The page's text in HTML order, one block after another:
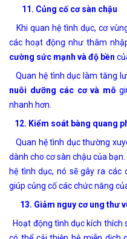
11. Củng cố cơ sàn chậu
Khi quan hệ tình dục, cơ
các hoạt động như thâm
cường sức mạnh và độ bền
Quan hệ tình dục làm tăng
nuôi dưỡng các cơ và mô
nhanh hơn.
12. Kiểm soát bàng quang
Quan hệ tình dục thường
dành cho cơ sàn chậu của
hệ tình dục, nó sẽ gây ra
giúp củng cố các chức năng
13. Giảm nguy cơ ung thư
Hoạt động tình dục kích thích